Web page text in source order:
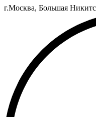
г.Москва, Большая